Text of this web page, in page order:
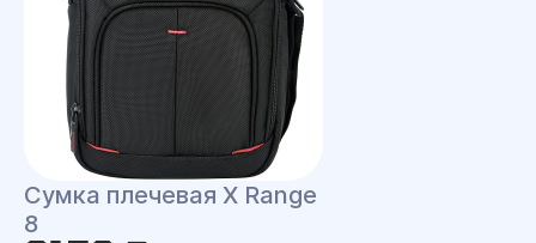
Сумка плечевая X Range
8